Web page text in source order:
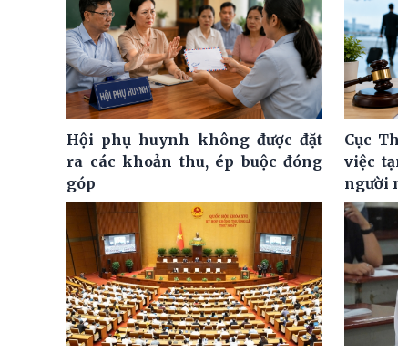
Hội phụ huynh không được đặt
ra các khoản thu, ép buộc đóng
góp
Cục
việc
người